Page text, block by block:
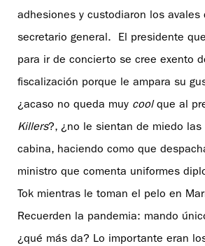
adhesiones y custodiaron los avales
secretario general. El presidente
para ir de concierto se cree exento
fiscalización porque le ampara su
¿acaso no queda muy coolque al
Killers?, ¿no le sientan de miedo las
cabina, haciendo como que
ministro que comenta uniformes
Tok mientras le toman el pelo en
Recuerden la pandemia: mando
¿qué más da? Lo importante eran